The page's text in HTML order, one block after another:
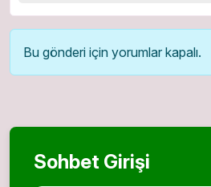
Bu gönderi için yorumlar kapalı.
Sohbet Girişi